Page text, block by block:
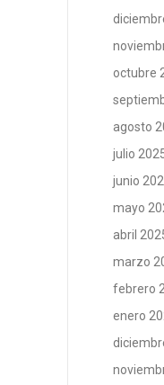
octubre
agosto
julio
junio
mayo
abril
marzo
febrero
enero